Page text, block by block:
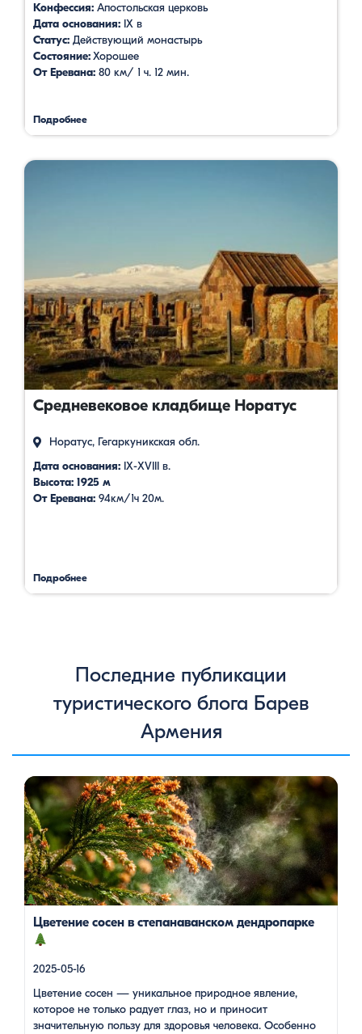
Конфессия: Апостольская церковь
Дата основания: IX в
Статус: Действующий монастырь
Состояние:Хорошее
От Еревана: 80 км/ 1 ч. 12 мин.
Подробнее
Средневековое кладбище Норатус
Норатус, Гегаркуникская обл.
Дата основания: IX-XVIII в.
Высота: 1925 м
От Еревана: 94км/1ч 20м.
Подробнее
Последние публикации
туристического блога Барев
Армения
Цветение сосен — уникальное природное явление, которое
не только радует глаз, но и приносит значительную пользу
для здоровья человека. Особенно ярко это проявляется в
Степанаванском дендропарке в Армении, где сосны цветут в
конце мая, создавая удивительное зрелище и наполняя
воздух целебными веществами.Степанаванский
дендропарк: жемчужина Лорийской области
Степанаванский дендропарк, также известный как «Сочут»
Цветение сосен в степанаванском дендропарке
2025-05-16
Цветение сосен — уникальное природное явление,
которое не только радует глаз, но и приносит
значительную пользу для здоровья человека. Особенно